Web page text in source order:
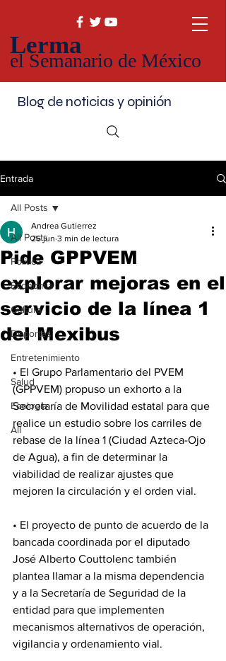
Lerma
el Semanario de México
Blog de noticias y opinión
Entrada
All Posts
Política
Economía
Cultura
Deportes
Entretenimiento
Salud
Ecología
All
All Posts
Pide GPPVEM
explorar mejoras en el
servicio de la línea 1
del Mexibus
Andrea Gutierrez
26 jun 3 min de lectura
• El Grupo Parlamentario del PVEM
(GPPVEM) propuso un exhorto a la
Secretaría de Movilidad estatal para que
realice un estudio sobre los carriles de
rebase de la línea 1 (Ciudad Azteca-Ojo
de Agua), a fin de determinar la
viabilidad de realizar ajustes que
mejoren la circulación y el orden vial.
• El proyecto de punto de acuerdo de la
bancada coordinada por el diputado
José Alberto Couttolenc también
plantea llamar a la misma dependencia
y a la Secretaría de Seguridad de la
entidad para que implementen
mecanismos alternativos de operación,
vigilancia y ordenamiento vial.